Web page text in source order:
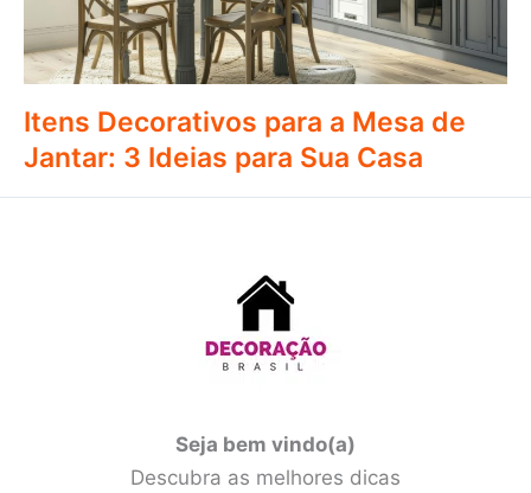
Itens Decorativos para a Mesa de
Jantar: 3 Ideias para Sua Casa
Seja bem vindo(a)
Descubra as melhores dicas